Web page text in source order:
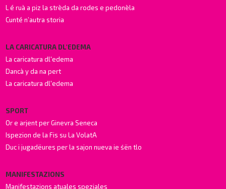
L é ruà a piz la strèda da rodes e pedonèla
Cunté n’autra storia
LA CARICATURA DL'EDEMA
La caricatura dl'edema
Dancà y da na pert
La caricatura dl'edema
SPORT
Or e arjent per Ginevra Seneca
Ispezion de la Fis su La VolatA
Duc i jugadëures per la sajon nueva ie śën tlo
MANIFESTAZIONS
Manifestazions atuales speziales